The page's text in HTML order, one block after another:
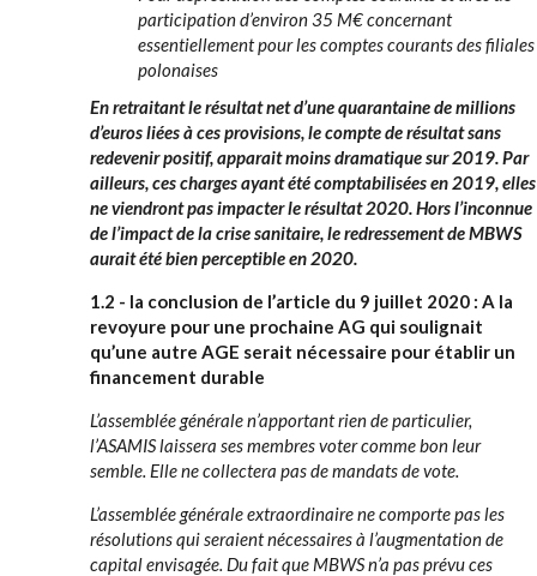
participation d’environ 35 M€ concernant
essentiellement pour les comptes courants des filiales
polonaises
En retraitant le résultat net d’une quarantaine de millions
d’euros liées à ces provisions, le compte de résultat sans
redevenir positif, apparait moins dramatique sur 2019. Par
ailleurs, ces charges ayant été comptabilisées en 2019, elles
ne viendront pas impacter le résultat 2020. Hors l’inconnue
de l’impact de la crise sanitaire, le redressement de MBWS
aurait été bien perceptible en 2020.
1.2 - la conclusion de l’article du 9 juillet 2020 : A la
revoyure pour une prochaine AG qui soulignait
qu’une autre AGE serait nécessaire pour établir un
financement durable
L’assemblée générale n’apportant rien de particulier,
l’ASAMIS laissera ses membres voter comme bon leur
semble. Elle ne collectera pas de mandats de vote.
L’assemblée générale extraordinaire ne comporte pas les
résolutions qui seraient nécessaires à l’augmentation de
capital envisagée. Du fait que MBWS n’a pas prévu ces